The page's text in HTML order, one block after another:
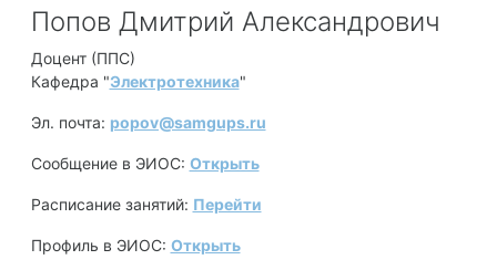
Попов Дмитрий Александрович
Доцент (ППС)
Кафедра "Электротехника"
Эл. почта: popov@samgups.ru
Сообщение в ЭИОС: Открыть
Расписание занятий: Перейти
Профиль в ЭИОС: Открыть